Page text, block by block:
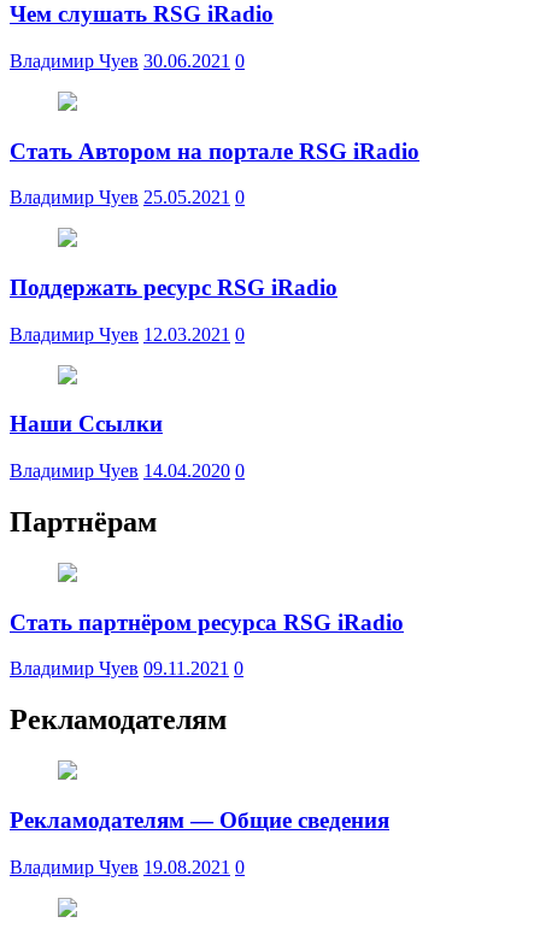
Чем слушать RSG iRadio
Владимир Чуев 30.06.2021 0
Стать Автором на портале RSG iRadio
Владимир Чуев 25.05.2021 0
Поддержать ресурс RSG iRadio
Владимир Чуев 12.03.2021 0
Наши Ссылки
Владимир Чуев 14.04.2020 0
Партнёрам
Стать партнёром ресурса RSG iRadio
Владимир Чуев 09.11.2021 0
Рекламодателям
Рекламодателям — Общие сведения
Владимир Чуев 19.08.2021 0